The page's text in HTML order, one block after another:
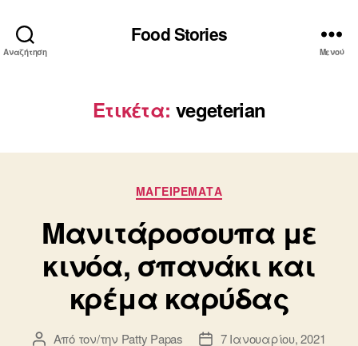
Αναζήτηση
Food Stories
Μενού
Ετικέτα: vegeterian
Κατηγορίες
ΜΑΓΕΙΡΕΜΑΤΑ
Μανιτάροσουπα με
κινόα, σπανάκι και
κρέμα καρύδας
Συντάκτης
Από τον/την Patty Papas
Ημ.7 Ιανουαρίου, 2021